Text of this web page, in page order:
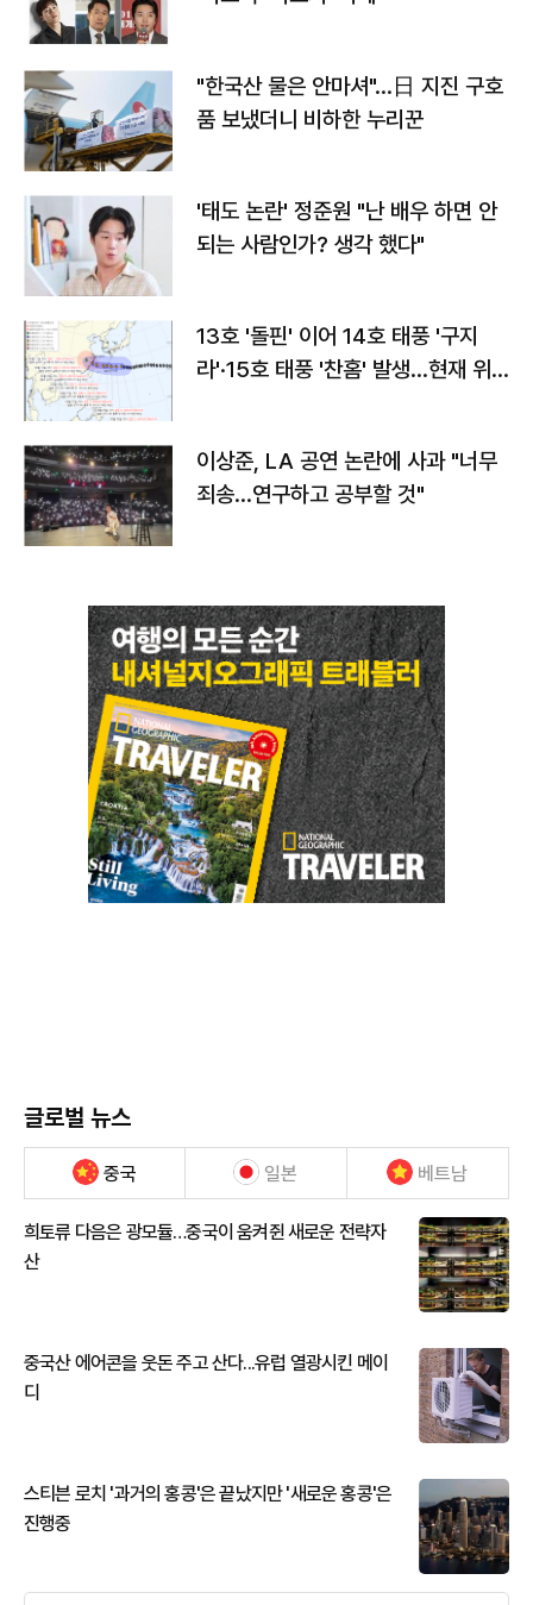
"한국산 물은 안마셔"…日 지진 구호
품 보냈더니 비하한 누리꾼
'태도 논란' 정준원 "난 배우 하면 안
되는 사람인가? 생각 했다"
13호 '돌핀' 이어 14호 태풍 '구지
라'·15호 태풍 '찬홈' 발생…현재 위
이상준, LA 공연 논란에 사과 "너무
죄송…연구하고 공부할 것"
글로벌 뉴스
중국 일본 베트남
희토류 다음은 광모듈…중국이 움켜쥔 새로운 전략자
산
중국산 에어콘을 웃돈 주고 산다...유럽 열광시킨 메이
디
스티븐 로치 '과거의 홍콩'은 끝났지만 '새로운 홍콩'은
진행중